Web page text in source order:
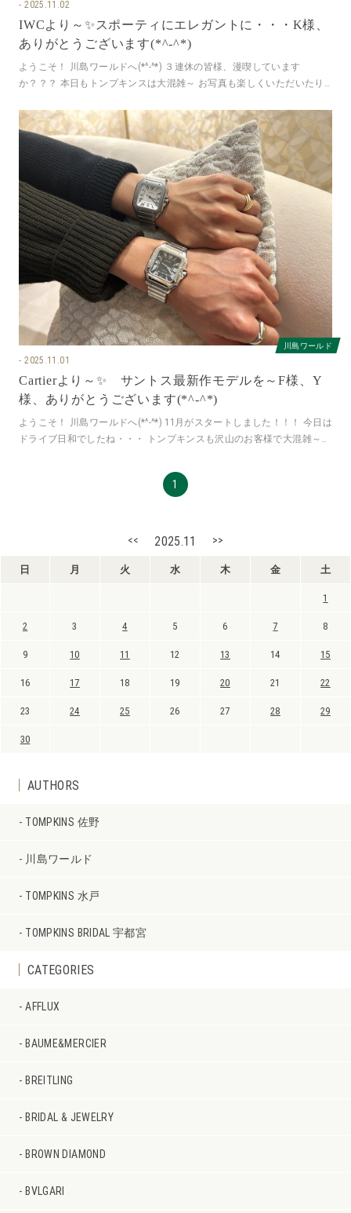
2025.11.02
IWCより～✨スポーティにエレガントに・・・K様、
ありがとうございます(*^-^*)
ようこそ！ 川島ワールドへ(*^-^*) ３連休の皆様、漫喫しています
か？？？ 本日もトンプキンスは大混雑～ お写真も楽しくいただいたり
川島ワールド
2025.11.01
Cartierより～✨ サントス最新作モデルを～F様、Y
様、ありがとうございます(*^-^*)
ようこそ！ 川島ワールドへ(*^-^*) 11月がスタートしました！！！ 今日は
ドライブ日和でしたね・・・ トンプキンスも沢山のお客様で大混雑～
1
<< 2025.11 >>
日 月 火 水 木 金 土
1
2 3 4 5 6 7 8
9 10 11 12 13 14 15
16 17 18 19 20 21 22
23 24 25 26 27 28 29
30
AUTHORS
TOMPKINS 佐野
川島ワールド
TOMPKINS 水戸
TOMPKINS BRIDAL 宇都宮
CATEGORIES
AFFLUX
BAUME&MERCIER
BREITLING
BRIDAL & JEWELRY
BROWN DIAMOND
BVLGARI